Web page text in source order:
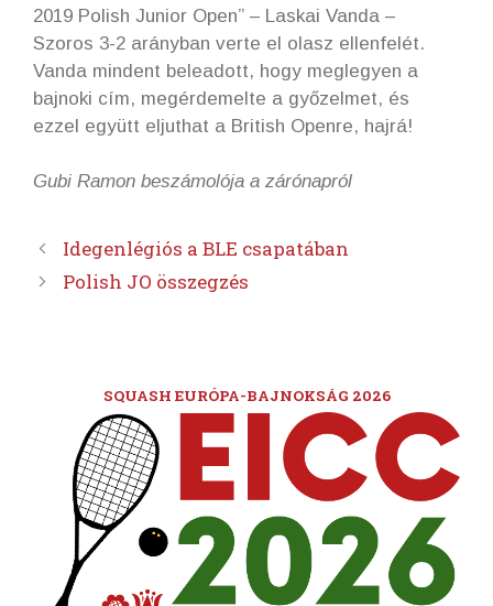
2019 Polish Junior Open” – Laskai Vanda –
Szoros 3-2 arányban verte el olasz ellenfelét.
Vanda mindent beleadott, hogy meglegyen a
bajnoki cím, megérdemelte a győzelmet, és
ezzel együtt eljuthat a British Openre, hajrá!
Gubi Ramon beszámolója a zárónapról
Idegenlégiós a BLE csapatában
Polish JO összegzés
SQUASH EURÓPA-BAJNOKSÁG 2026